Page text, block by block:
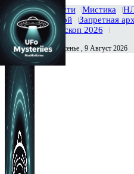
Главная Новости Мистика
Тайны вселенной
Запретная
История
Гороскоп 2026
Сегодня Воскресенье , 9 Август 2026